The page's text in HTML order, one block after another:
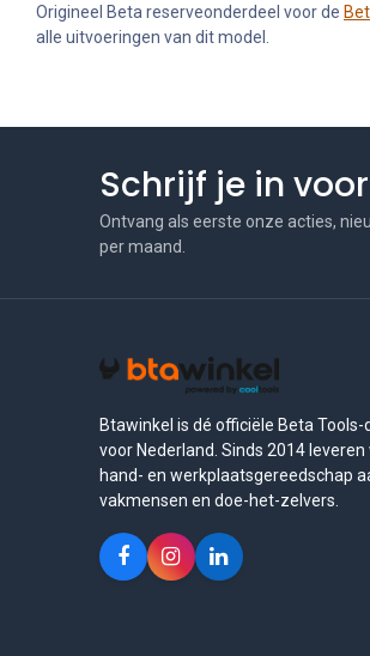
Origineel Beta reserveonderdeel voor de
alle uitvoeringen van dit model.
Schrijf je in
Ontvang als eerste onze acties,
per maand.
Btawinkel is dé officiële Beta Tools-
voor Nederland. Sinds 2014 leveren
hand- en werkplaatsgereedschap
vakmensen en doe-het-zelvers.